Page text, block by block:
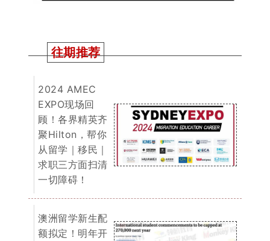
澳洲留学新生配
万！蛋糕定好谁
能分得大头呢？
一文搞懂！今年
境外申请人移民
澳洲机遇在哪！
如何规划可更快
拿到PR！干货
满满建议收藏慢
2025 QS 世界